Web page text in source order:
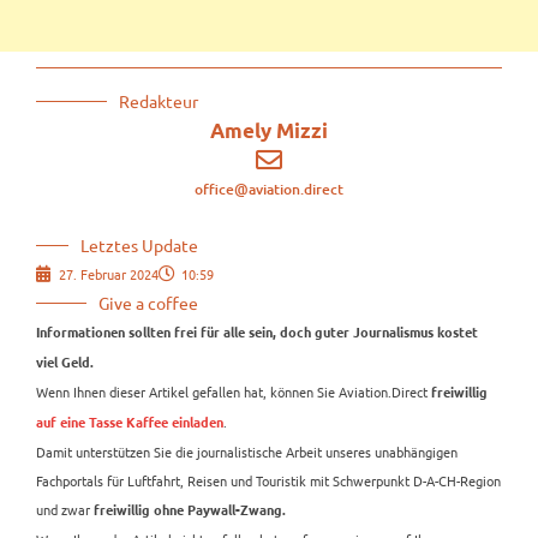
Redakteur
Amely Mizzi
office@aviation.direct
Letztes Update
27. Februar 2024 10:59
Give a coffee
Informationen sollten frei für alle sein, doch guter Journalismus kostet
viel Geld.
Wenn Ihnen dieser Artikel gefallen hat, können Sie Aviation.Direct freiwillig
auf eine Tasse Kaffee einladen.
Damit unterstützen Sie die journalistische Arbeit unseres unabhängigen
Fachportals für Luftfahrt, Reisen und Touristik mit Schwerpunkt D-A-CH-Region
und zwar freiwillig ohne Paywall-Zwang.